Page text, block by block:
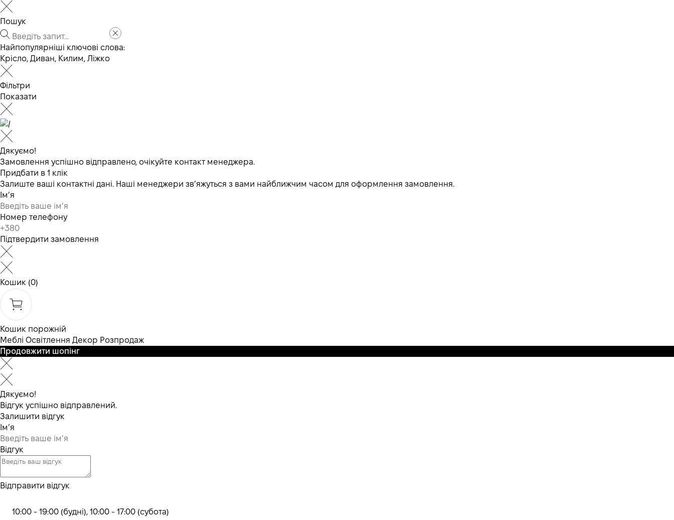
Пошук
Найпопулярніші ключові слова:
Крісло, Диван, Килим, Ліжко
Фільтри
Показати
Дякуємо!
Замовлення успішно відправлено, очікуйте контакт менеджера.
Придбати в 1 клік
Залиште ваші контактні дані. Наші менеджери зв’яжуться з вами найближчим часом для оформлення замовлення.
Ім’я
Номер телефону
Підтвердити замовлення
Кошик (0)
Кошик порожній
Меблі Освітлення Декор Розпродаж
Продовжити шопінг
Дякуємо!
Відгук успішно відправлений.
Залишити відгук
Ім’я
Відгук
Відправити відгук
10:00 - 19:00 (будні), 10:00 - 17:00 (субота)